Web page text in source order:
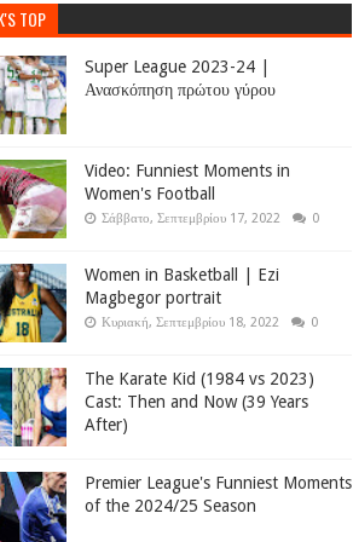
TOP
Super League 2023-24 |
Ανασκόπηση πρώτου γύρου
Video: Funniest Moments in
Women's Football
Σάββατο, Σεπτεμβρίου 17, 2022 0
Women in Basketball | Ezi
Magbegor portrait
Κυριακή, Σεπτεμβρίου 18, 2022 0
The Karate Kid (1984 vs 2023)
Cast: Then and Now (39 Years
After)
Premier League's Funniest Moments
of the 2024/25 Season